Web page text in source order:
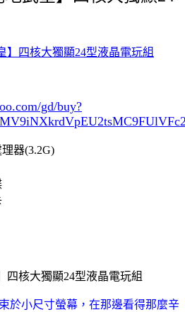
gd/buy?
器(3.2G)
四核大獨顯24型液晶電玩組
於小尺寸螢幕，在那邊看得那麼辛